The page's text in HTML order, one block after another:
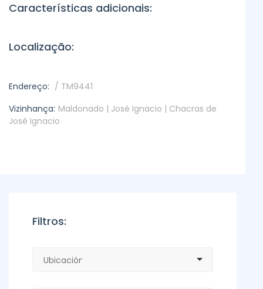
Características adicionais:
Localização:
Endereço: / TM9441
Vizinhança: Maldonado | José Ignacio | Chacras de
José Ignacio
Filtros: